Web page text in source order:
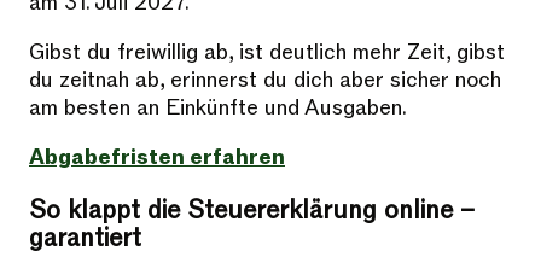
Gibst du freiwillig ab, ist deutlich mehr Zeit, gibst
du zeitnah ab, erinnerst du dich aber sicher noch
am besten an Einkünfte und Ausgaben.
Abgabefristen erfahren
So klappt die Steuererklärung online –
garantiert